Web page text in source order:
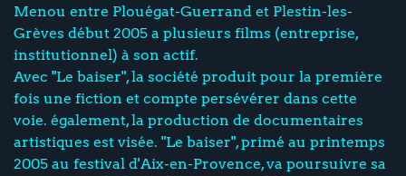
Menou entre Plouégat-Guerrand et Plestin-les-
Grèves début 2005 a plusieurs films (entreprise,
institutionnel) à son actif.
Avec "Le baiser", la société produit pour la première
fois une fiction et compte persévérer dans cette
voie. également, la production de documentaires
artistiques est visée. "Le baiser", primé au printemps
2005 au festival d'Aix-en-Provence, va poursuivre sa